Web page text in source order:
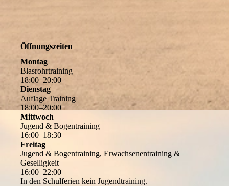
Öffnungszeiten
Montag
Blasrohrtraining
18:00–20:00
Dienstag
Auflage Training
18:00–20:00
Mittwoch
Jugend & Bogentraining
16:00–18:30
Freitag
Jugend & Bogentraining, Erwachsenentraining &
Geselligkeit
16:00–22:00
In den Schulferien kein Jugendtraining.